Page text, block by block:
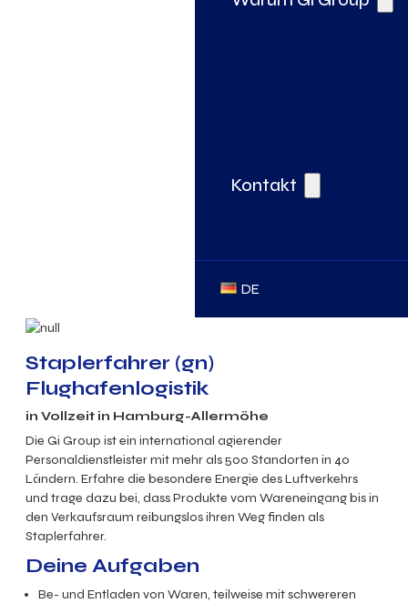
Kontakt
DE
Staplerfahrer (gn)
Flughafenlogistik
in Vollzeit in Hamburg-Allermöhe
Die Gi Group ist ein international agierender
Personaldienstleister mit mehr als 500 Standorten in 40
Ländern. Erfahre die besondere Energie des Luftverkehrs
und trage dazu bei, dass Produkte vom Wareneingang bis in
den Verkaufsraum reibungslos ihren Weg finden als
Staplerfahrer.
Deine Aufgaben
Be- und Entladen von Waren, teilweise mit schwereren